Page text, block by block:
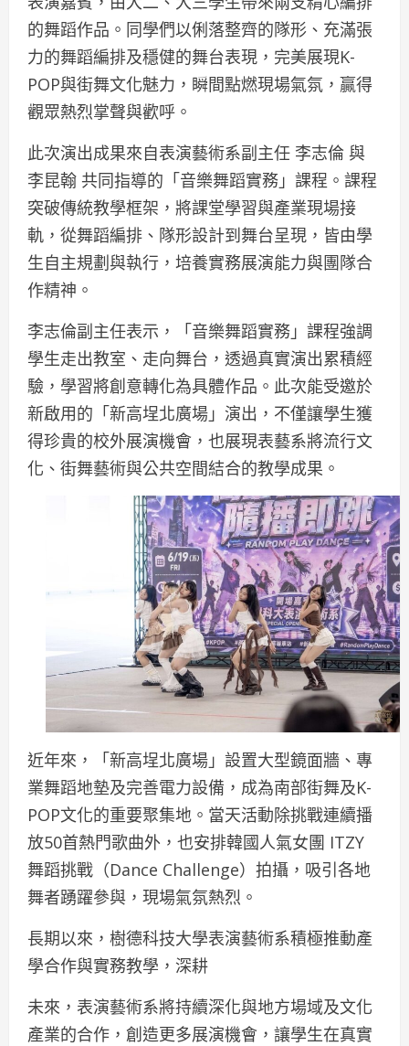
的舞蹈作品。同學們以俐落整齊的隊形、充滿張
力的舞蹈編排及穩健的舞台表現，完美展現K-
POP與街舞文化魅力，瞬間點燃現場氣氛，贏得
觀眾熱烈掌聲與歡呼。
此次演出成果來自表演藝術系副主任 李志倫 與
李昆翰 共同指導的「音樂舞蹈實務」課程。課程
突破傳統教學框架，將課堂學習與產業現場接
軌，從舞蹈編排、隊形設計到舞台呈現，皆由學
生自主規劃與執行，培養實務展演能力與團隊合
作精神。
李志倫副主任表示，「音樂舞蹈實務」課程強調
學生走出教室、走向舞台，透過真實演出累積經
驗，學習將創意轉化為具體作品。此次能受邀於
新啟用的「新高埕北廣場」演出，不僅讓學生獲
得珍貴的校外展演機會，也展現表藝系將流行文
化、街舞藝術與公共空間結合的教學成果。
近年來，「新高埕北廣場」設置大型鏡面牆、專
業舞蹈地墊及完善電力設備，成為南部街舞及K-
POP文化的重要聚集地。當天活動除挑戰連續播
放50首熱門歌曲外，也安排韓國人氣女團 ITZY
舞蹈挑戰（Dance Challenge）拍攝，吸引各地
舞者踴躍參與，現場氣氛熱烈。
長期以來，樹德科技大學表演藝術系積極推動產
學合作與實務教學，深耕
未來，表演藝術系將持續深化與地方場域及文化
產業的合作，創造更多展演機會，讓學生在真實